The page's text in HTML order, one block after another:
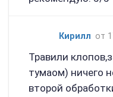
Кирилл от
Травили
тумаом) ничего
второй